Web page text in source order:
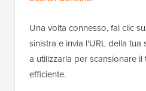
Una volta connesso, fai clic
sinistra e invia l'URL della
a utilizzarla per scansionare
efficiente.